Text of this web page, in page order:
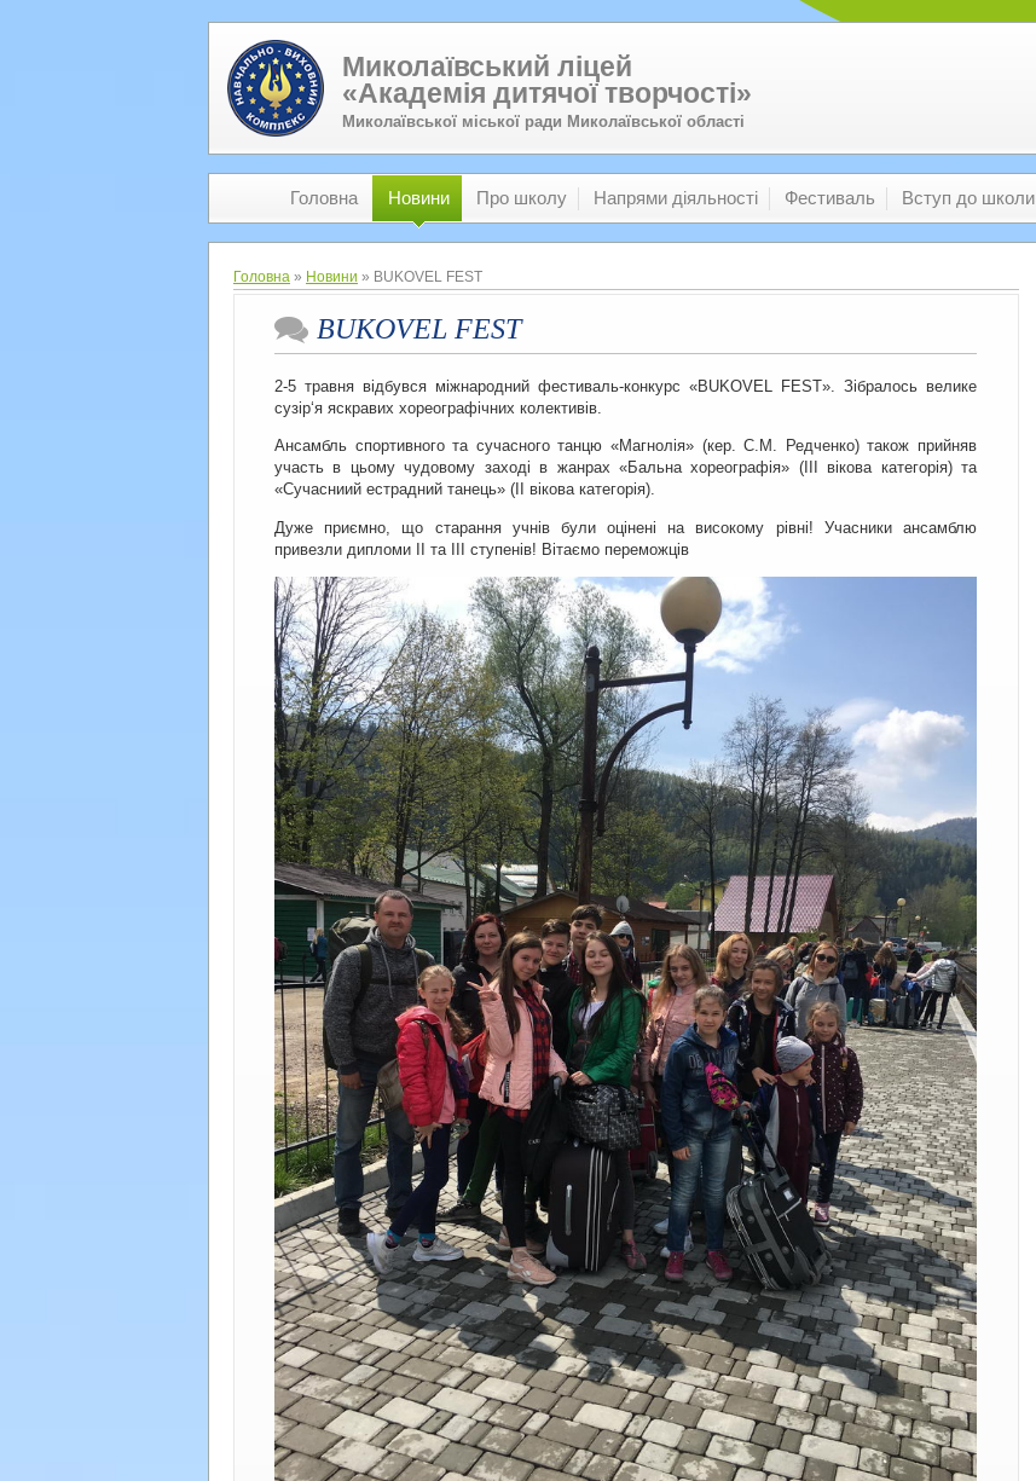
Миколаївський ліцей
«Академія дитячої творчості»
Миколаївської міської ради Миколаївської області
Головна Новини Про школу Напрями діяльності Фестиваль Вступ до школи
Головна » Новини » BUKOVEL FEST
BUKOVEL FEST
2-5 травня відбувся міжнародний фестиваль-конкурс «BUKOVEL FEST». Зібралось велике
сузір‘я яскравих хореографічних колективів.
Ансамбль спортивного та сучасного танцю «Магнолія» (кер. С.М. Редченко) також прийняв
участь в цьому чудовому заході в жанрах «Бальна хореографія» (ІІІ вікова категорія) та
«Сучасниий естрадний танець» (ІІ вікова категорія).
Дуже приємно, що старання учнів були оцінені на високому рівні! Учасники ансамблю
привезли дипломи ІІ та ІІІ ступенів! Вітаємо переможців